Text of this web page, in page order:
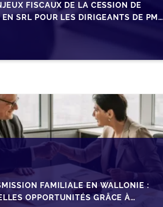
FISCAUX DE LA CESSION DE
EN SRL POUR LES DIRIGEANTS DE PME
FAMILIALE EN WALLONIE :
OPPORTUNITÉS GRÂCE À